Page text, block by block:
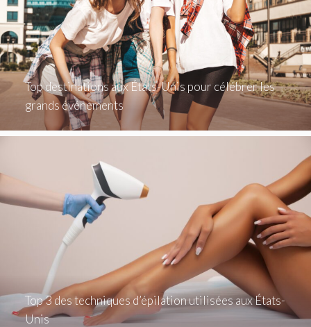
Top destinations aux États-Unis pour célébrer les
grands événements
Top 3 des techniques d’épilation utilisées aux États-
Unis